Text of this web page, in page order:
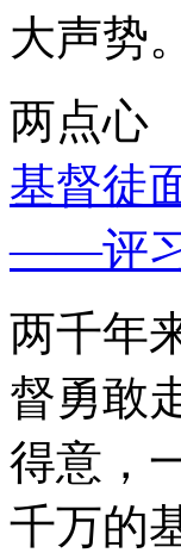
大声势。
两点心
基督徒
——评习
两千年
督勇敢
得意，
千万的